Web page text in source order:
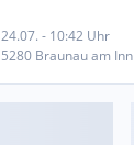
24.07. - 10:42 Uhr
5280 Braunau am Inn